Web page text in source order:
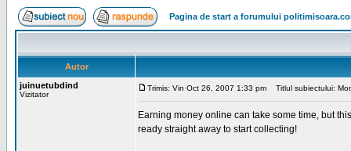
Pagina de start a forumului
Autor
juinuetubdind
Vizitator
Trimis: Vin Oct 26, 2007 1:33 pm Titlul subiectului:
Earning money online can take some time, but
ready straight away to start collecting!